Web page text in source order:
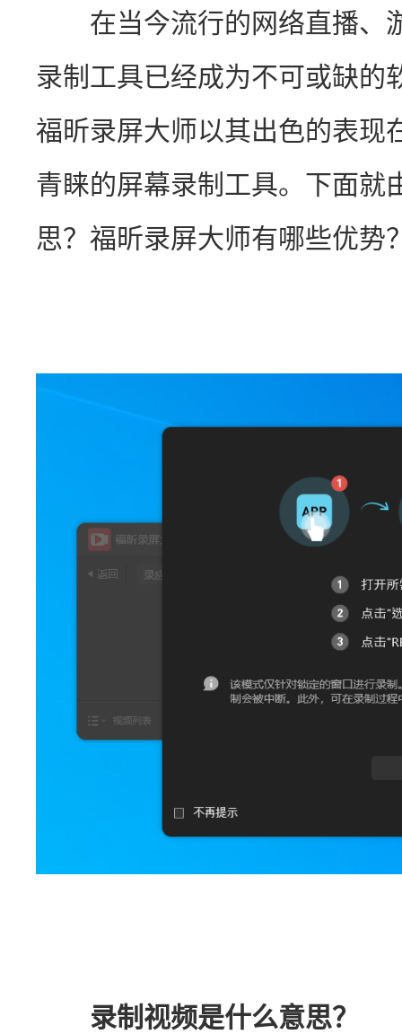
在当今流行的网络直播、
录制工具已经成为不可或缺的
福昕录屏大师以其出色的表现
青睐的屏幕录制工具。下面就
思？福昕录屏大师有哪些优势
录制视频是什么意思？